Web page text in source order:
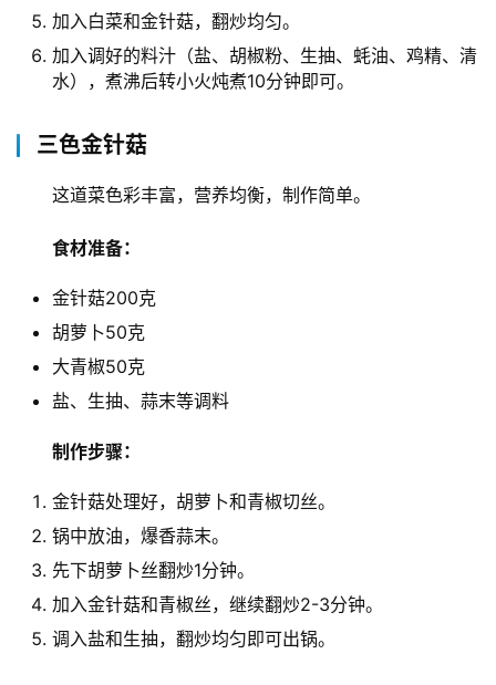
加入白菜和金针菇，翻炒均匀。
加入调好的料汁（盐、胡椒粉、生抽、蚝油、鸡精、清
水），煮沸后转小火炖煮10分钟即可。
三色金针菇
这道菜色彩丰富，营养均衡，制作简单。
食材准备：
金针菇200克
胡萝卜50克
大青椒50克
盐、生抽、蒜末等调料
制作步骤：
金针菇处理好，胡萝卜和青椒切丝。
锅中放油，爆香蒜末。
先下胡萝卜丝翻炒1分钟。
加入金针菇和青椒丝，继续翻炒2-3分钟。
调入盐和生抽，翻炒均匀即可出锅。